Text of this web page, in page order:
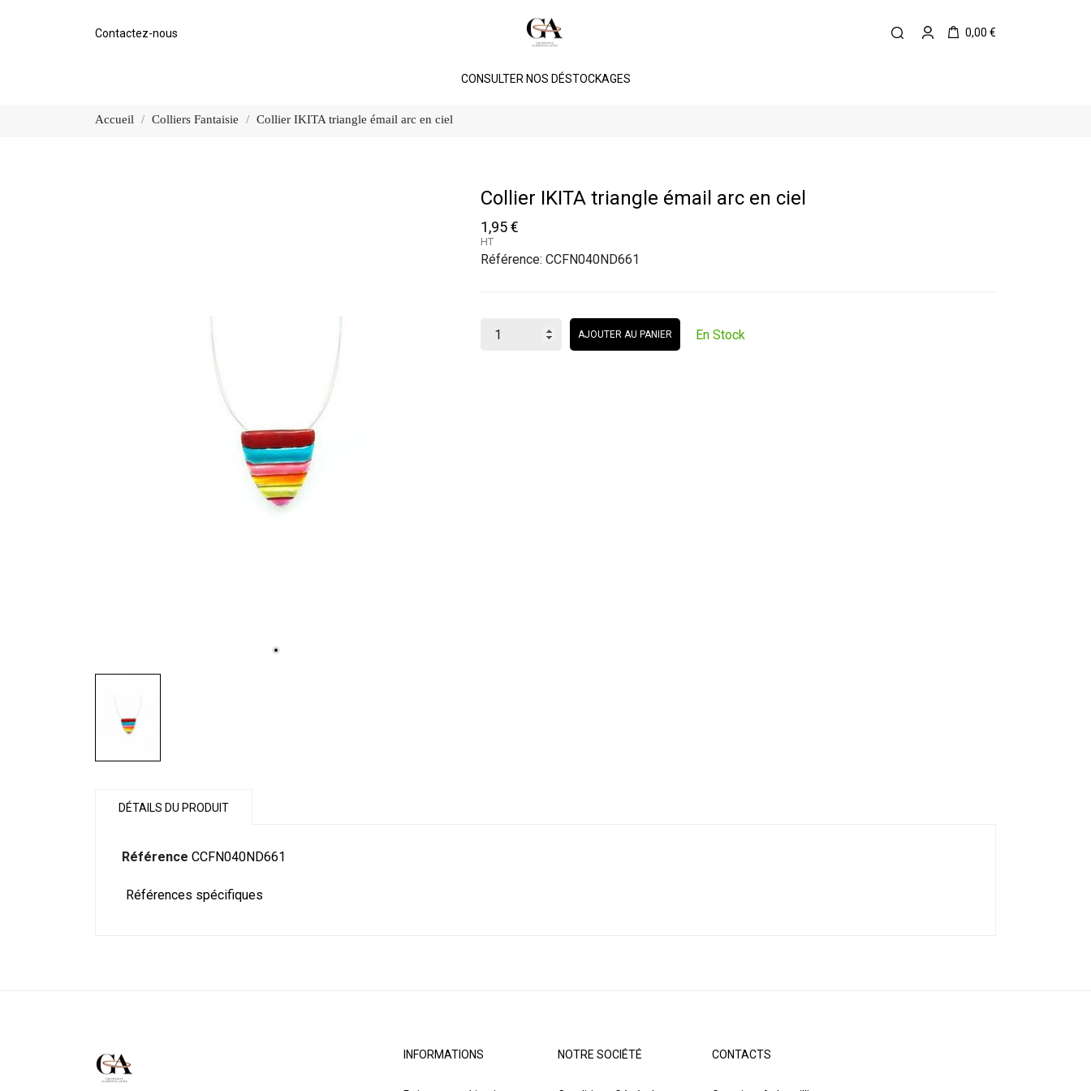
Contactez-nous 0,00 €
CONSULTER NOS DÉSTOCKAGES
Accueil Colliers Fantaisie Collier IKITA triangle émail arc en ciel
Collier IKITA triangle émail arc en ciel
1,95 €
HT
Référence: CCFN040ND661
AJOUTER AU PANIER En Stock
DÉTAILS DU PRODUIT
Référence CCFN040ND661
Références spécifiques
INFORMATIONS NOTRE SOCIÉTÉ CONTACTS